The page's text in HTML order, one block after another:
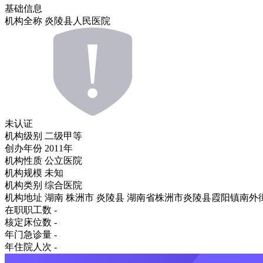
基础信息
机构全称 炎陵县人民医院
未认证
机构级别 二级甲等
创办年份 2011年
机构性质 公立医院
机构规模 未知
机构类别 综合医院
机构地址 湖南 株洲市 炎陵县 湖南省株洲市炎陵县霞阳镇南外
在职职工数 -
核定床位数 -
年门急诊量 -
年住院人次 -